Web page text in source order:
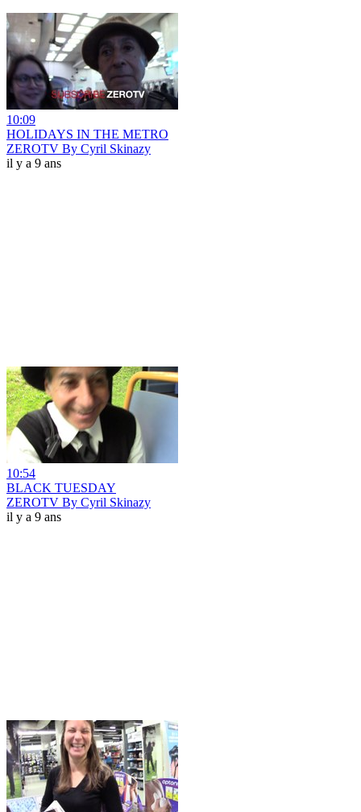
10:09
HOLIDAYS IN THE METRO
ZEROTV By Cyril Skinazy
il y a 9 ans
10:54
BLACK TUESDAY
ZEROTV By Cyril Skinazy
il y a 9 ans